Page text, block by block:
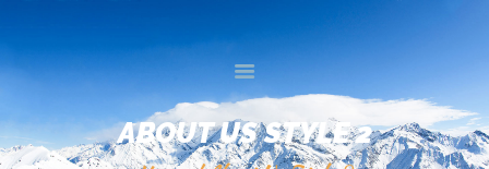
ABOUT US STYLE 2
DOMOV
GALERIJA
STORITVE
TRGOVINA